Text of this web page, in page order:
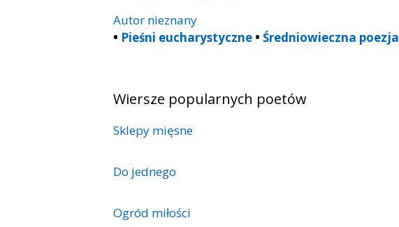
Autor nieznany
• Pieśni eucharystyczne • Średniowieczna poezja
Wiersze popularnych poetów
Sklepy mięsne
Do jednego
Ogród miłości